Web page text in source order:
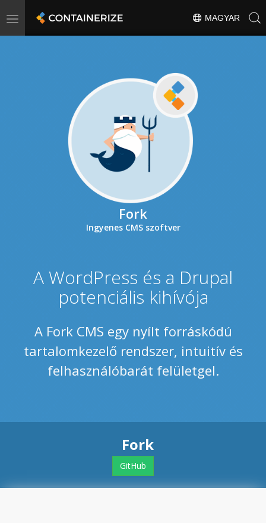
Toggle
MAGYAR
Fork
Ingyenes CMS szoftver
A WordPress és a Drupal
potenciális kihívója
A Fork CMS egy nyílt forráskódú
tartalomkezelő rendszer, intuitív és
felhasználóbarát felületgel.
Fork
GitHub